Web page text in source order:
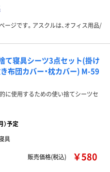
ージです。アスクルは、オフィス用品/
て寝具シーツ3点セット(掛け
布団カバー・枕カバー) M-59
に使用するための使い捨てシーツセ
）予定
具
販売価格(税込) ￥580